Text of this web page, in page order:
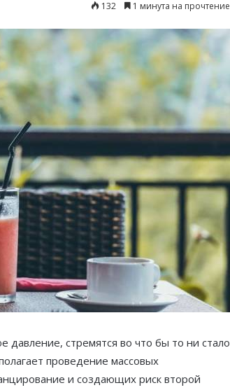
132 1 минута на прочтение
давление, стремятся во что бы то ни стало
проведение массовых
и создающих риск второй